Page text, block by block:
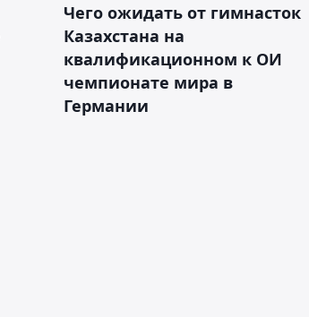
Чего ожидать от гимнасток
Казахстана на
квалификационном к ОИ
чемпионате мира в
Германии